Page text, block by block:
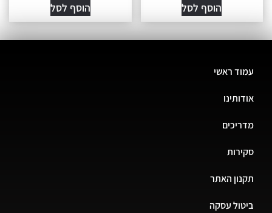
הוסף לסל הוסף לסל
עמוד ראשי
אודותינו
מדריכים
סקירות
תקנון האתר
ביטול עסקה